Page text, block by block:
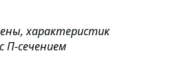
характеристик
П-сечением